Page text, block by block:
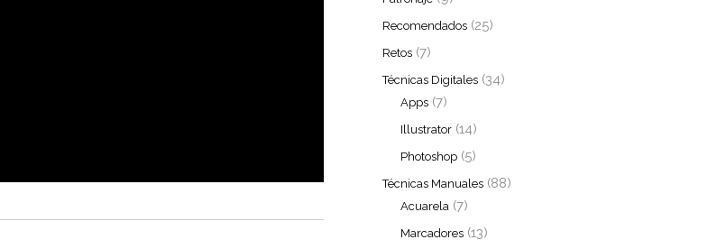
Recomendados(25)
Retos(7)
Técnicas Digitales(34)
Apps(7)
Illustrator(14)
Photoshop(5)
Técnicas Manuales(88)
Acuarela(7)
Marcadores(13)